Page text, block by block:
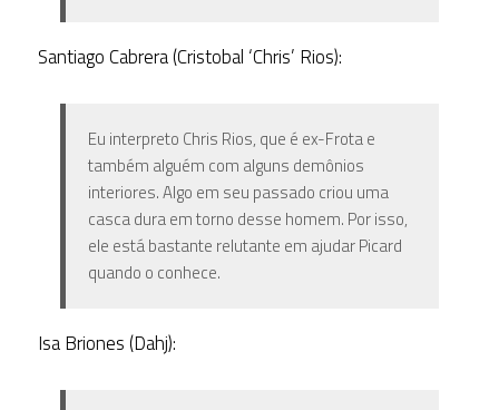
Santiago Cabrera (Cristobal ‘Chris’ Rios):
Eu interpreto Chris Rios, que é ex-Frota e
também alguém com alguns demônios
interiores. Algo em seu passado criou uma
casca dura em torno desse homem. Por isso,
ele está bastante relutante em ajudar Picard
quando o conhece.
Isa Briones (Dahj):